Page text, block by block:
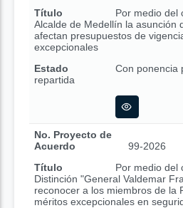
Título
Por medio del
Alcalde de Medellín la asunción
afectan presupuestos de
excepcionales
Estado
Con ponencia
repartida
No. Proyecto de
Acuerdo
99-2026
Título
Por medio del
Distinción "General Valdemar
reconocer a los miembros de la
méritos excepcionales en